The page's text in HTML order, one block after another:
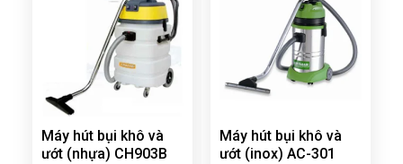
Máy hút bụi khô và
ướt (nhựa) CH903B
Máy hút bụi khô và
ướt (inox) AC-301